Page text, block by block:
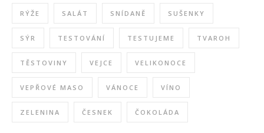
RÝŽE SALÁT SNÍDANĚ SUŠENKY
SÝR TESTOVÁNÍ TESTUJEME TVAROH
TĚSTOVINY VEJCE VELIKONOCE
VEPŘOVÉ MASO VÁNOCE VÍNO
ZELENINA ČESNEK ČOKOLÁDA